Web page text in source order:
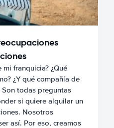
franquicia? ¿Qué
¿Y qué compañía de
todas preguntas
si quiere alquilar un
Nosotros
así. Por eso, creamos